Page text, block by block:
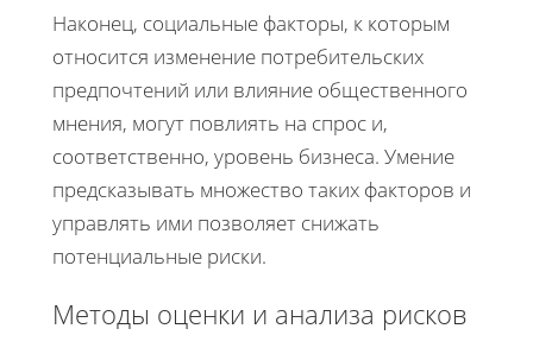
Наконец, социальные факторы, к которым
относится изменение потребительских
предпочтений или влияние общественного
мнения, могут повлиять на спрос и,
соответственно, уровень бизнеса. Умение
предсказывать множество таких факторов и
управлять ими позволяет снижать
потенциальные риски.
Методы оценки и анализа рисков